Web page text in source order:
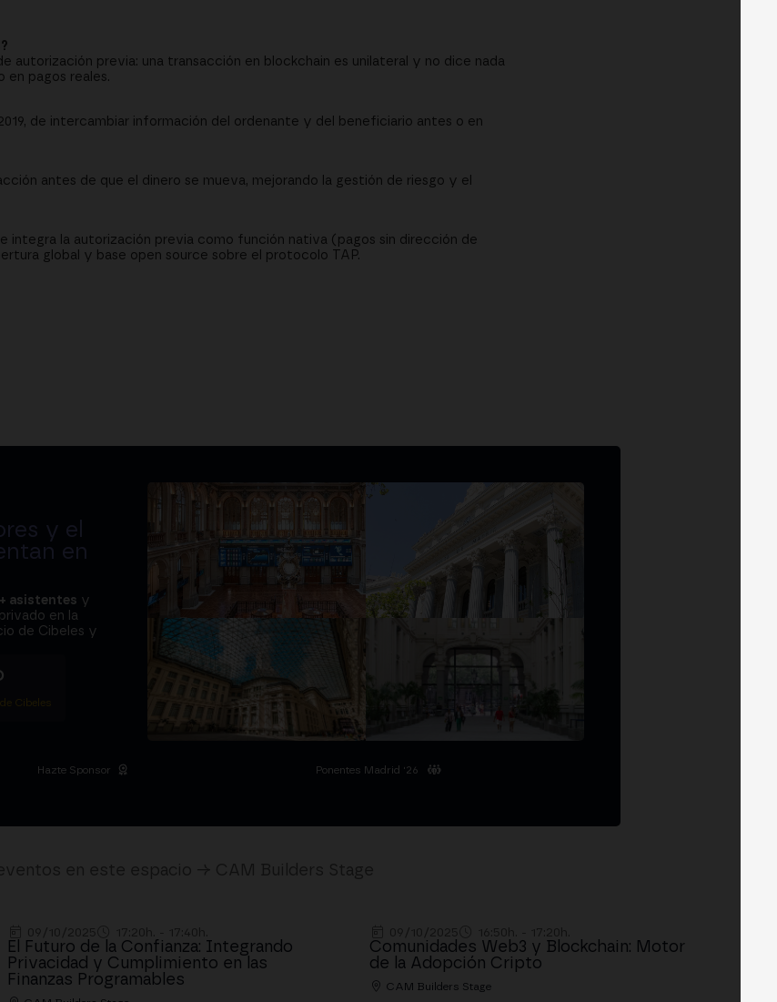
autorización previa: una transacción en blockchain es unilateral y no dice nada
en pagos reales.
de intercambiar información del ordenante y del beneficiario antes o en
antes de que el dinero se mueva, mejorando la gestión de riesgo y el
integra la autorización previa como función nativa (pagos sin dirección de
global y base open source sobre el protocolo TAP.
y el
en
asistentes y
en la
de Cibeles y
Cibeles
Hazte Sponsor Ponentes Madrid '26
El Futuro de la Confianza: Integrando
Privacidad y Cumplimiento en las
Finanzas Programables
Comunidades Web3 y Blockchain: Motor
de la Adopción Cripto
CAM Builders Stage